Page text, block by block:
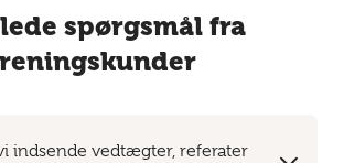
spørgsmål fra
indsende vedtægter, referater